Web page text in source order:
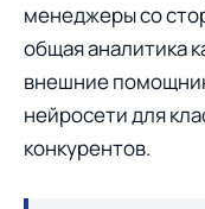
менеджеры со
общая аналитика
внешние
нейросети для
конкурентов.